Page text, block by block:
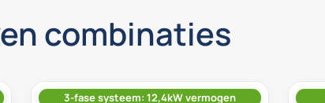
combinaties
3-fase systeem: 12,4kW vermogen